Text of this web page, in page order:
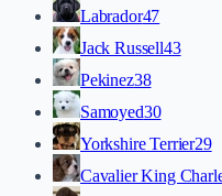
Labrador47
Jack Russell43
Pekinez38
Samoyed30
Yorkshire Terrier29
Cavalier King